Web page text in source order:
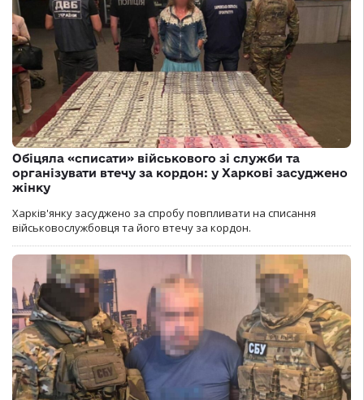
Обіцяла «списати» військового зі служби та
організувати втечу за кордон: у Харкові засуджено
жінку
Харків'янку засуджено за спробу повпливати на списання
військовослужбовця та його втечу за кордон.